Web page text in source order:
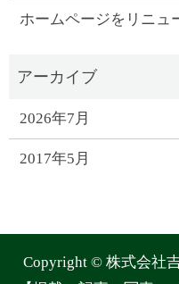
ホームページをリニュ
2026年7月
2017年5月
Copyright © 株式会社